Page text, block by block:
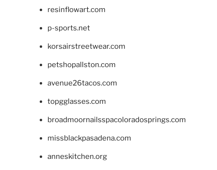
resinflowart.com
p-sports.net
korsairstreetwear.com
petshopallston.com
avenue26tacos.com
topgglasses.com
broadmoornailsspacoloradosprings.com
missblackpasadena.com
anneskitchen.org